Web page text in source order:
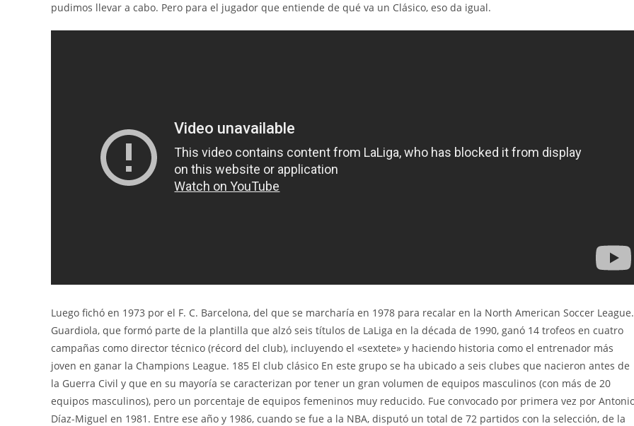
pudimos llevar a cabo. Pero para el jugador que entiende de qué va un Clásico, eso da igual.
Luego fichó en 1973 por el F. C. Barcelona, del que se marcharía en 1978 para recalar en la North American Soccer League.
Guardiola, que formó parte de la plantilla que alzó seis títulos de LaLiga en la década de 1990, ganó 14 trofeos en cuatro
campañas como director técnico (récord del club), incluyendo el «sextete» y haciendo historia como el entrenador más
joven en ganar la Champions League. 185 El club clásico En este grupo se ha ubicado a seis clubes que nacieron antes de
la Guerra Civil y que en su mayoría se caracterizan por tener un gran volumen de equipos masculinos (con más de 20
equipos masculinos), pero un porcentaje de equipos femeninos muy reducido. Fue convocado por primera vez por
Díaz-Miguel en 1981. Entre ese año y 1986, cuando se fue a la NBA, disputó un total de 72 partidos con la selección, de la